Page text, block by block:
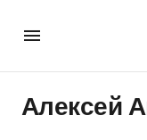
Алексей